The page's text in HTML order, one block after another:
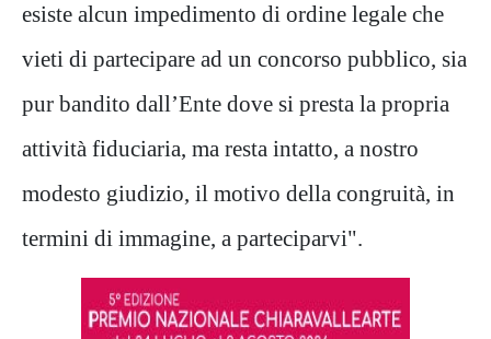
esiste alcun impedimento di ordine legale che
vieti di partecipare ad un concorso pubblico, sia
pur bandito dall’Ente dove si presta la propria
attività fiduciaria, ma resta intatto, a nostro
modesto giudizio, il motivo della congruità, in
termini di immagine, a parteciparvi".